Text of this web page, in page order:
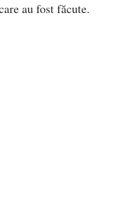
au fost făcute.